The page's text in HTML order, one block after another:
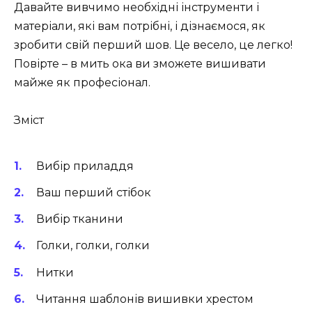
Давайте вивчимо необхідні інструменти і
матеріали, які вам потрібні, і дізнаємося, як
зробити свій перший шов. Це весело, це легко!
Повірте – в мить ока ви зможете вишивати
майже як професіонал.
Зміст
Вибір приладдя
Ваш перший стібок
Вибір тканини
Голки, голки, голки
Нитки
Читання шаблонів вишивки хрестом